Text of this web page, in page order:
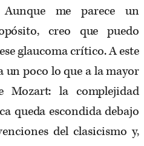
Aunque me parece un
creo que puedo
glaucoma crítico. A este
un poco lo que a la mayor
Mozart: la complejidad
queda escondida debajo
del clasicismo y,